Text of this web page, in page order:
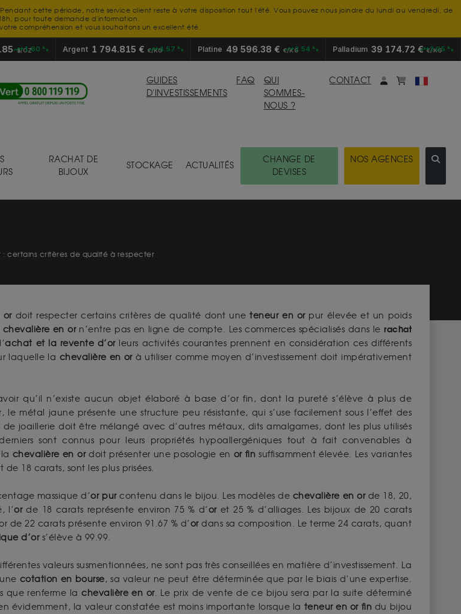
cette période, notre service client reste à votre disposition tout l'été. Vous pouvez nous joindre du lundi au vendredi, de
pour toute demande d'information.
compréhension et vous souhaitons un excellent été.
$/OZ
+1.60 % Argent 1 794.815 € €/KG+4.57 % Platine 49 596.38 € €/KG+2.54 % Palladium 39 174.72 €€/KG
+2.05 %
GUIDES
D'INVESTISSEMENTS
FAQ
QUI
SOMMES-
NOUS ?
CONTACT Mon compte
monpanier
RACHAT DE
BIJOUX
STOCKAGE ACTUALITÉS
CHANGE DE
DEVISES
NOS AGENCES
: certains critères de qualité à respecter
ordoit respecter certains critères de qualité dont uneteneur en orpur élevée et un poids
chevalière en orn’entre pas en ligne de compte. Les commerces spécialisés dans lerachat
achat et la revente d’orleurs activités courantes prennent en considération ces différents
laquelle la chevalière en orà utiliser comme moyen d’investissement doit impérativement
qu’il n’existe aucun objet élaboré à base d’or fin, dont la pureté s’élève à plus de
le métal jaune présente une structure peu résistante, qui s’use facilement sous l’effet des
de joaillerie doit être mélangé avec d’autres métaux, dits amalgames, dont les plus utilisés
sont connus pour leurs propriétés hypoallergéniques tout à fait convenables à
chevalière en ordoit présenter une posologie en or fin suffisamment élevée. Les variantes
18 carats, sont les plus prisées.
massique d’or purcontenu dans le bijou. Les modèles de chevalière en orde 18, 20,
l’orde 18 carats représente environ 75 % d’oret 25 % d’alliages. Les bijoux de 20 carats
de 22 carats présente environ 91.67 % d’ordans sa composition. Le terme 24 carats, quant
d’ors’élève à 99.99.
valeurs susmentionnées, ne sont pas très conseillées en matière d’investissement. La
cotation en bourse, sa valeur ne peut être déterminée que par le biais d’une expertise.
que renferme la chevalière en or. Le prix de vente de ce bijou sera par la suite déterminé
évidemment, la valeur constatée est moins importante lorsque la teneur en or fin du bijou